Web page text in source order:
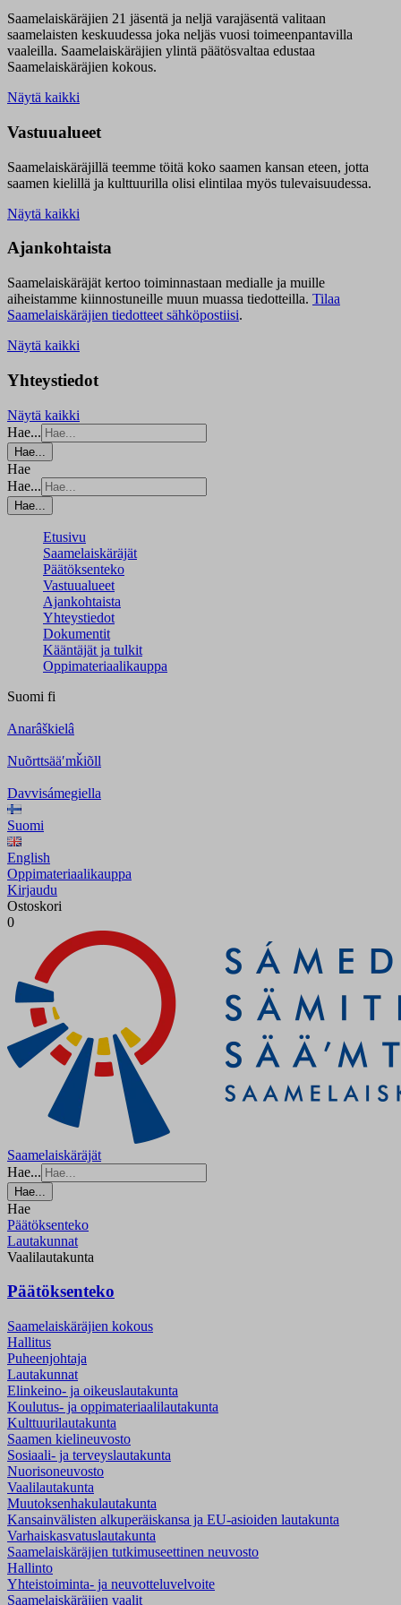
Saamelaiskäräjien 21 jäsentä ja neljä varajäsentä valitaan
saamelaisten keskuudessa joka neljäs vuosi toimeenpantavilla
vaaleilla. Saamelaiskäräjien ylintä päätösvaltaa edustaa
Saamelaiskäräjien kokous.
Näytä kaikki
Vastuualueet
Saamelaiskäräjillä teemme töitä koko saamen kansan eteen, jotta
saamen kielillä ja kulttuurilla olisi elintilaa myös tulevaisuudessa.
Näytä kaikki
Ajankohtaista
Saamelaiskäräjät kertoo toiminnastaan medialle ja muille
aiheistamme kiinnostuneille muun muassa tiedotteilla. Tilaa
Saamelaiskäräjien tiedotteet sähköpostiisi.
Näytä kaikki
Yhteystiedot
Näytä kaikki
Hae...
Hae...
Hae
Hae...
Hae...
Etusivu
Saamelaiskäräjät
Päätöksenteko
Vastuualueet
Ajankohtaista
Yhteystiedot
Dokumentit
Kääntäjät ja tulkit
Oppimateriaalikauppa
Suomi fi
Anarâškielâ
Nuõrttsääʹmǩiõll
Davvisámegiella
Suomi
English
Oppimateriaalikauppa
Kirjaudu
Ostoskori
0
Saamelaiskäräjät
Hae...
Hae...
Hae
Päätöksenteko
Lautakunnat
Vaalilautakunta
Päätöksenteko
Saamelaiskäräjien kokous
Hallitus
Puheenjohtaja
Lautakunnat
Elinkeino- ja oikeuslautakunta
Koulutus- ja oppimateriaalilautakunta
Kulttuurilautakunta
Saamen kielineuvosto
Sosiaali- ja terveyslautakunta
Nuorisoneuvosto
Vaalilautakunta
Muutoksenhakulautakunta
Kansainvälisten alkuperäiskansa ja EU-asioiden lautakunta
Varhaiskasvatuslautakunta
Saamelaiskäräjien tutkimuseettinen neuvosto
Hallinto
Yhteistoiminta- ja neuvotteluvelvoite
Saamelaiskäräjien vaalit